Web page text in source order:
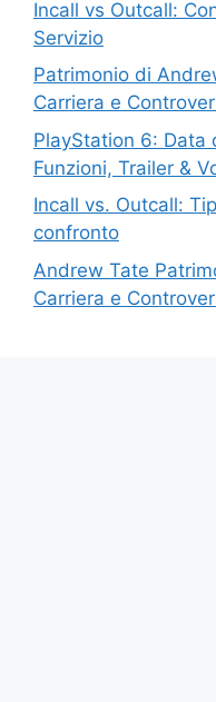
Incall vs Outcall:
Servizio
Patrimonio di
Carriera e
PlayStation 6: Data
Funzioni, Trailer &
Incall vs. Outcall:
confronto
Andrew Tate
Carriera e